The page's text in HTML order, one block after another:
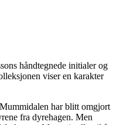
håndtegnede initialer og
viser en karakter
har blitt omgjort
fra dyrehagen. Men